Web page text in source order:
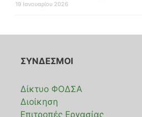
19 Ιανουαρίου 2026
ΣΥΝΔΕΣΜΟΙ
Δίκτυο ΦΟΔΣΑ
Διοίκηση
Επιτροπές Εργασίας